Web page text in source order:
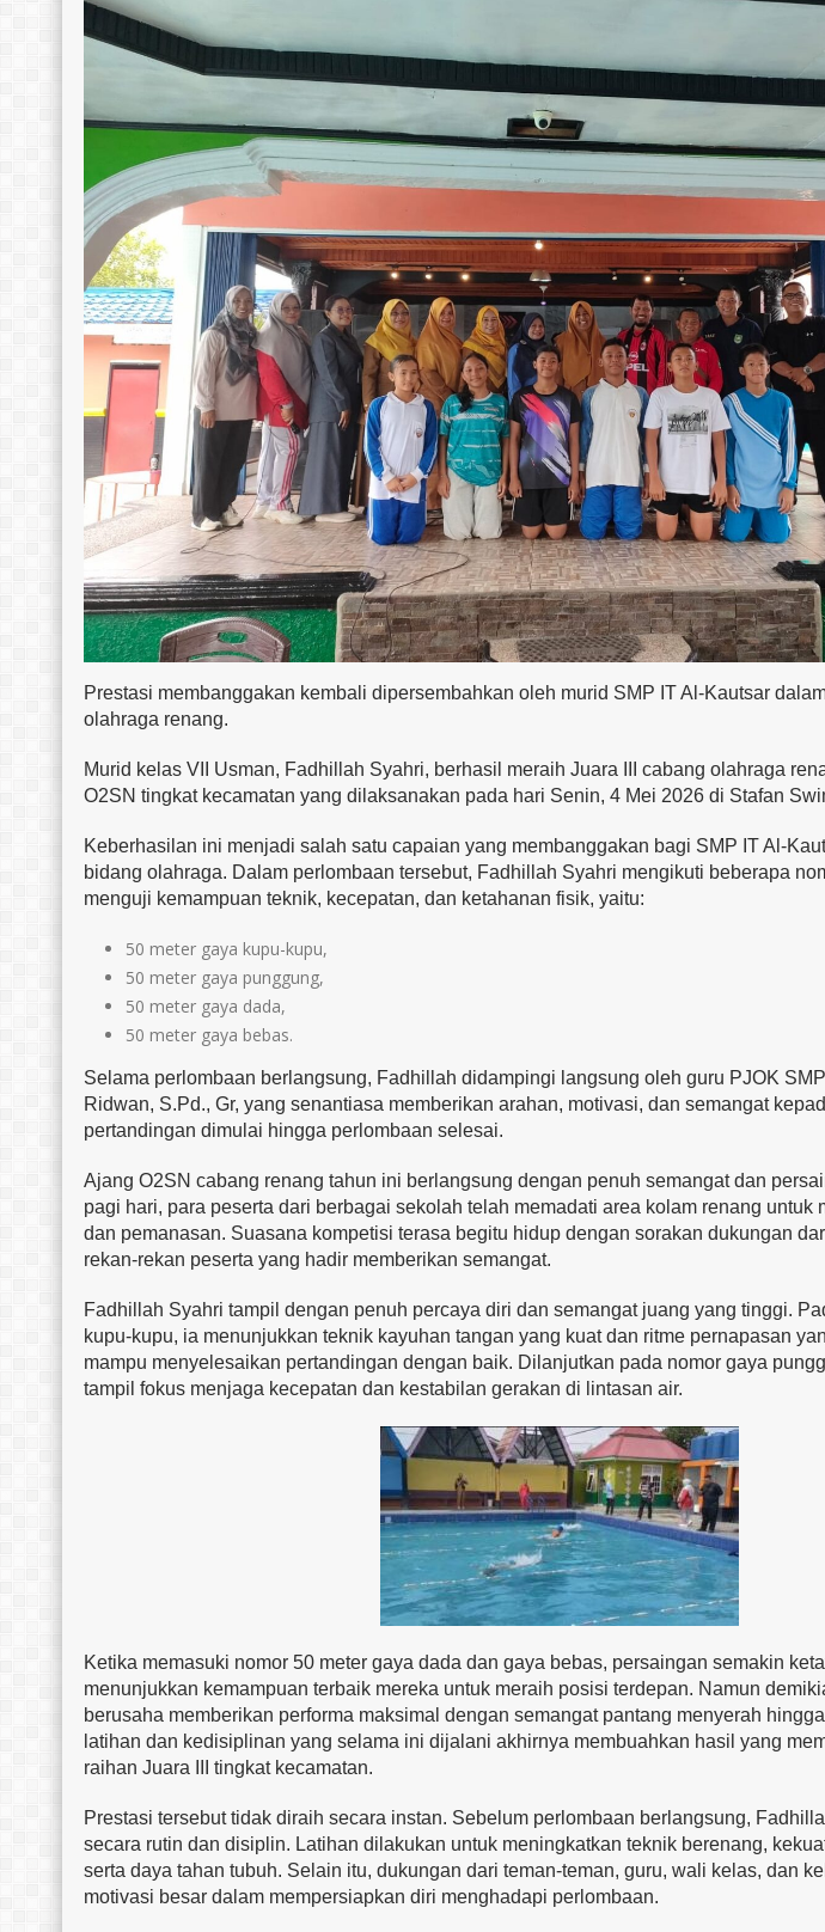
Prestasi membanggakan kembali dipersembahkan oleh murid SMP IT Al-Kautsar
olahraga renang.
Murid kelas VII Usman, Fadhillah Syahri, berhasil meraih Juara III cabang olahraga
O2SN tingkat kecamatan yang dilaksanakan pada hari Senin, 4 Mei 2026 di Stafan
Keberhasilan ini menjadi salah satu capaian yang membanggakan bagi SMP IT Al-
bidang olahraga. Dalam perlombaan tersebut, Fadhillah Syahri mengikuti beberapa
menguji kemampuan teknik, kecepatan, dan ketahanan fisik, yaitu:
50 meter gaya kupu-kupu,
50 meter gaya punggung,
50 meter gaya dada,
50 meter gaya bebas.
Selama perlombaan berlangsung, Fadhillah didampingi langsung oleh guru PJOK
Ridwan, S.Pd., Gr, yang senantiasa memberikan arahan, motivasi, dan semangat
pertandingan dimulai hingga perlombaan selesai.
Ajang O2SN cabang renang tahun ini berlangsung dengan penuh semangat dan
pagi hari, para peserta dari berbagai sekolah telah memadati area kolam renang untuk
dan pemanasan. Suasana kompetisi terasa begitu hidup dengan sorakan dukungan
rekan-rekan peserta yang hadir memberikan semangat.
Fadhillah Syahri tampil dengan penuh percaya diri dan semangat juang yang tinggi.
kupu-kupu, ia menunjukkan teknik kayuhan tangan yang kuat dan ritme pernapasan
mampu menyelesaikan pertandingan dengan baik. Dilanjutkan pada nomor gaya
tampil fokus menjaga kecepatan dan kestabilan gerakan di lintasan air.
Ketika memasuki nomor 50 meter gaya dada dan gaya bebas, persaingan semakin
menunjukkan kemampuan terbaik mereka untuk meraih posisi terdepan. Namun
berusaha memberikan performa maksimal dengan semangat pantang menyerah
latihan dan kedisiplinan yang selama ini dijalani akhirnya membuahkan hasil yang
raihan Juara III tingkat kecamatan.
Prestasi tersebut tidak diraih secara instan. Sebelum perlombaan berlangsung,
secara rutin dan disiplin. Latihan dilakukan untuk meningkatkan teknik berenang,
serta daya tahan tubuh. Selain itu, dukungan dari teman-teman, guru, wali kelas, dan
motivasi besar dalam mempersiapkan diri menghadapi perlombaan.